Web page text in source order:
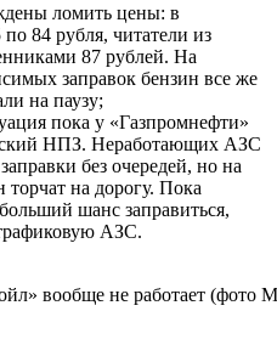
ломить цены: в
84 рубля, читатели из
87 рублей. На
заправок бензин все же
на паузу;
пока у «Газпромнефти»
НПЗ. Неработающих АЗС
без очередей, но на
на дорогу. Пока
шанс заправиться,
АЗС.
вообще не работает (фото